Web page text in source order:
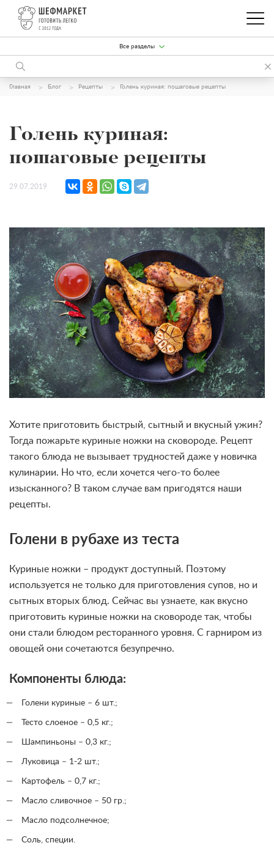
Все разделы
Главная Блог Рецепты Голень куриная: пошаговые рецепты
Голень куриная:
пошаговые рецепты
29.07.2019
Хотите приготовить быстрый, сытный и вкусный ужин?
Тогда пожарьте куриные ножки на сковороде. Рецепт
такого блюда не вызывает трудностей даже у новичка
кулинарии. Но что, если хочется чего-то более
изысканного? В таком случае вам пригодятся наши
рецепты.
Голени в рубахе из теста
Куриные ножки – продукт доступный. Поэтому
используется не только для приготовления супов, но и
сытных вторых блюд. Сейчас вы узнаете, как вкусно
приготовить куриные ножки на сковороде так, чтобы
они стали блюдом ресторанного уровня. С гарниром из
овощей они сочетаются безупречно.
Компоненты блюда:
Голени куриные – 6 шт.;
Тесто слоеное – 0,5 кг.;
Шампиньоны – 0,3 кг.;
Луковица – 1-2 шт.;
Картофель – 0,7 кг.;
Масло сливочное – 50 гр.;
Масло подсолнечное;
Соль, специи.